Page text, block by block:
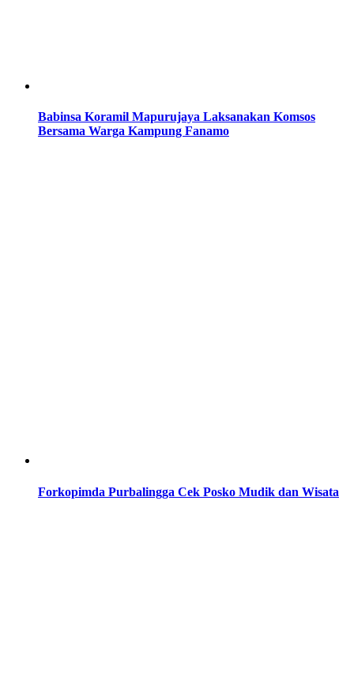
Babinsa Koramil Mapurujaya Laksanakan Komsos
Bersama Warga Kampung Fanamo
Forkopimda Purbalingga Cek Posko Mudik dan Wisata